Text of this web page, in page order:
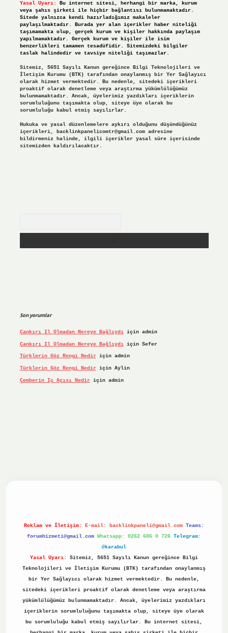
Yasal Uyarı:
Bu internet sitesi, herhangi bir marka, kurum
veya şahıs şirketi ile hiçbir bağlantısı bulunmamaktadır.
Sitede yalnızca kendi hazırladığımız makaleler
paylaşılmaktadır. Burada yer alan içerikler haber niteliği
taşımamakta olup, gerçek kurum ve kişiler hakkında paylaşım
yapılmamaktadır. Gerçek kurum ve kişiler ile isim
benzerlikleri tamamen tesadüfidir. Sitemizdeki bilgiler
taslak halindedir ve tavsiye niteliği taşımazlar.
Sitemiz, 5651 Sayılı Kanun gereğince Bilgi Teknolojileri ve
İletişim Kurumu (BTK) tarafından onaylanmış bir Yer Sağlayıcı
olarak hizmet vermektedir. Bu nedenle, sitedeki içerikleri
proaktif olarak denetleme veya araştırma yükümlülüğümüz
bulunmamaktadır. Ancak, üyelerimiz yazdıkları içeriklerin
sorumluluğunu taşımakta olup, siteye üye olarak bu
sorumluluğu kabul etmiş sayılırlar.
Hukuka ve yasal düzenlemelere aykırı olduğunu düşündüğünüz
içerikleri, backlinkpanelicomtr@gmail.comadresine
bildirmeniz halinde, ilgili içerikler yasal süre içerisinde
sitemizden kaldırılacaktır.
Son yorumlar
Çankırı Il Olmadan Nereye Bağlıydıiçin admin
Çankırı Il Olmadan Nereye Bağlıydıiçin Sefer
Türklerin Göz Rengi Nediriçin admin
Türklerin Göz Rengi Nediriçin Aylin
Çemberin Iç Açısı Nediriçin admin
Reklam ve İletişim: E-mail: backlinkpaneli@gmail.com Teams:
forumhizmeti@gmail.com Whatsapp: 0262 606 0 726 Telegram:
@karabul
Yasal Uyarı:
Sitemiz, 5651 Sayılı Kanun gereğince Bilgi
Teknolojileri ve İletişim Kurumu (BTK) tarafından onaylanmış
bir Yer Sağlayıcı olarak hizmet vermektedir. Bu nedenle,
sitedeki içerikleri proaktif olarak denetleme veya araştırma
yükümlülüğümüz bulunmamaktadır. Ancak, üyelerimiz yazdıkları
içeriklerin sorumluluğunu taşımakta olup, siteye üye olarak
bu sorumluluğu kabul etmiş sayılırlar. Bu internet sitesi,